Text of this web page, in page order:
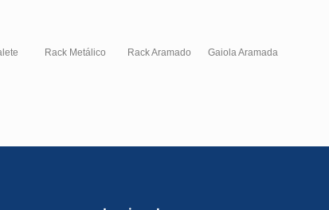
Rack Metálico Rack Aramado Gaiola Aramada